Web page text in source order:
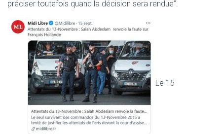
préciser toutefois quand la décision sera rendue”.
Le 15